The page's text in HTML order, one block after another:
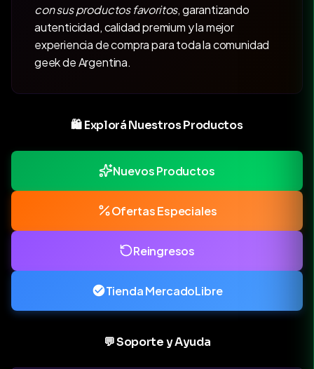
con sus productos favoritos, garantizando
autenticidad, calidad premium y la mejor
experiencia de compra para toda la comunidad
geek de Argentina.
🛍️ Explorá Nuestros Productos
Nuevos Productos
Ofertas Especiales
Reingresos
Tienda MercadoLibre
💬 Soporte y Ayuda